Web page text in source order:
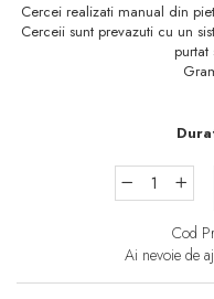
Cercei realizati manual din
Cerceii sunt prevazuti cu un
purtat
Cod
Ai nevoie de